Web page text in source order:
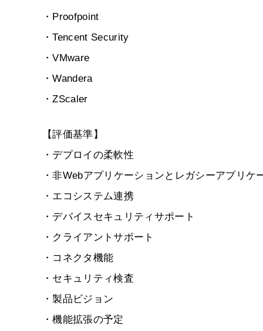
・Proofpoint
・Tencent Security
・VMware
・Wandera
・ZScaler
【評価基準】
・デプロイの柔軟性
・非Webアプリケーションとレガシーアプリケ
・エコシステム連携
・デバイスセキュリティサポート
・クライアントサポート
・コネクタ機能
・セキュリティ検査
・製品ビジョン
・機能拡張の予定